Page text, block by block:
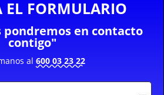
EL FORMULARIO
pondremos en contacto
contigo"
al 600 03 23 22